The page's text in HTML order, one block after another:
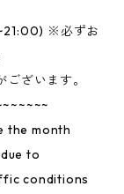
※必ずお
ざいます。
the month
to
conditions